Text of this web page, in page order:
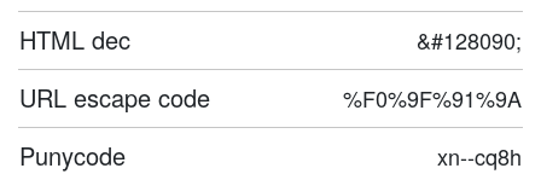
HTML dec &#128090;
URL escape code %F0%9F%91%9A
Punycode xn--cq8h